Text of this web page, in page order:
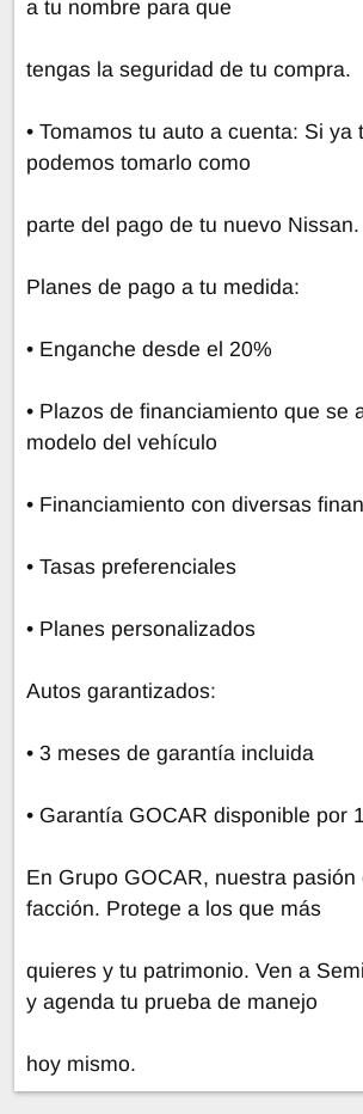
a tu nombre para que
tengas la seguridad de tu compra.
• Tomamos tu auto a cuenta: Si ya
podemos tomarlo como
parte del pago de tu nuevo Nissan.
Planes de pago a tu medida:
• Enganche desde el 20%
• Plazos de financiamiento que se
modelo del vehículo
• Financiamiento con diversas
• Tasas preferenciales
• Planes personalizados
Autos garantizados:
• 3 meses de garantía incluida
• Garantía GOCAR disponible por
En Grupo GOCAR, nuestra
facción. Protege a los que más
quieres y tu patrimonio. Ven a
y agenda tu prueba de manejo
hoy mismo.